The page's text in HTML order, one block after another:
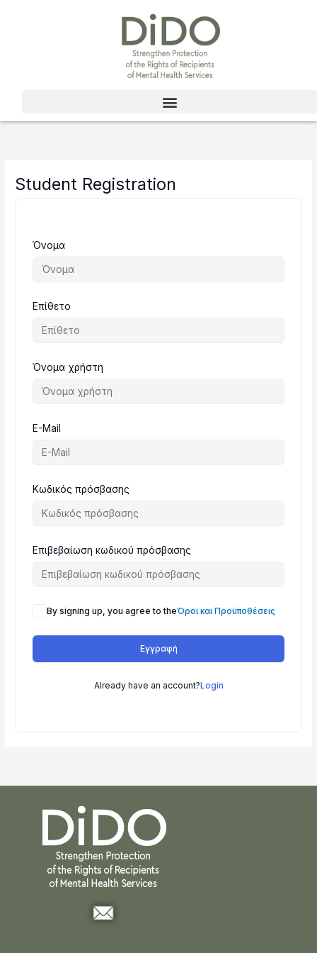
Student Registration
Όνομα
Επίθετο
Όνομα χρήστη
E-Mail
Κωδικός πρόσβασης
Επιβεβαίωση κωδικού πρόσβασης
By signing up, you agree to theΌροι και Προϋποθέσεις
Εγγραφή
Already have an account?Login